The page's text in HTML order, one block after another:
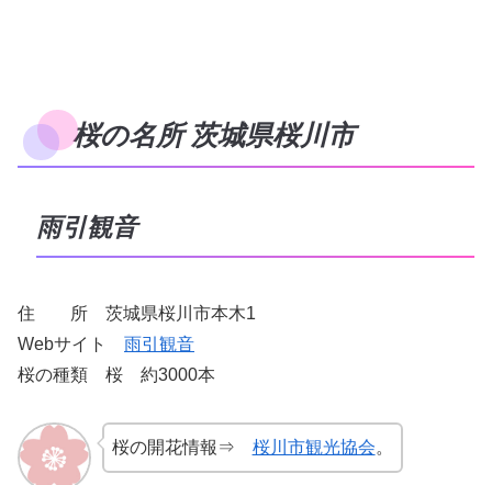
桜の名所 茨城県桜川市
雨引観音
住 所 茨城県桜川市本木1
Webサイト 雨引観音
桜の種類 桜 約3000本
桜の開花情報⇒ 桜川市観光協会。